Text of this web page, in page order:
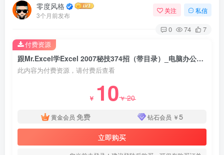
零度风格
3个月前发布
关注 私信
0 74 7
跟Mr.Excel学Excel 2007秘技374招（带目录）_电脑办公教程
此内容为付费资源，请付费后查看
￥ 10￥20
黄金会员 免费 钻石会员 ￥5
立即购买
付费资源